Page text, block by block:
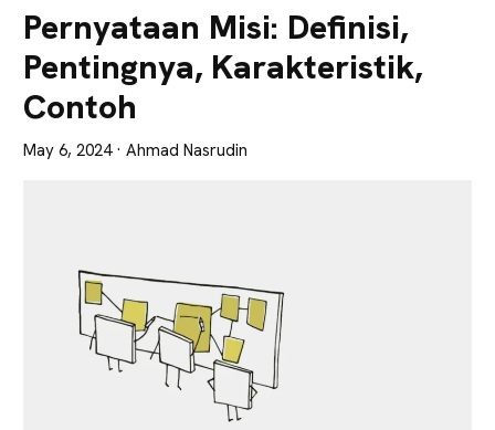
Tajam
Pernyataan Misi: Definisi,
Pentingnya, Karakteristik,
Contoh
May 6, 2024· Ahmad Nasrudin